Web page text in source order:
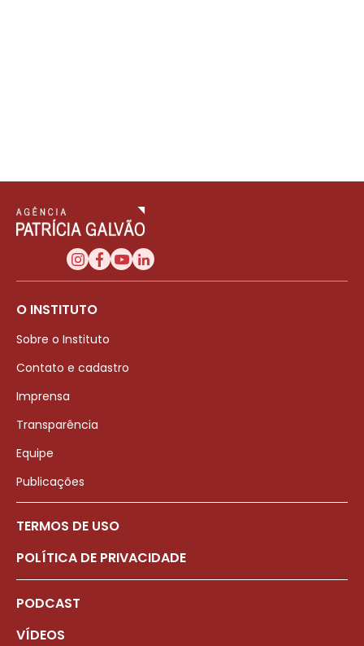
O INSTITUTO
Sobre o Instituto
Contato e cadastro
Imprensa
Transparência
Equipe
Publicações
TERMOS DE USO
POLÍTICA DE PRIVACIDADE
PODCAST
VÍDEOS